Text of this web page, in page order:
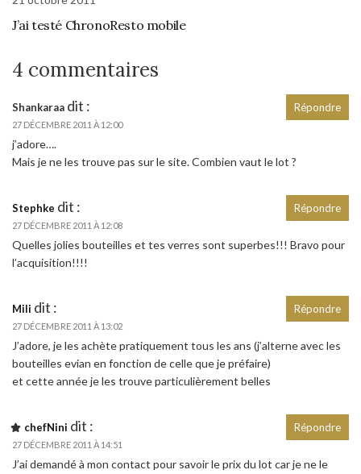
J’ai testé ChronoResto mobile
4 commentaires
Shankaraa dit :
27 DÉCEMBRE 2011 À 12:00
j’adore….
Mais je ne les trouve pas sur le site. Combien vaut le lot ?
Répondre
Stephke dit :
27 DÉCEMBRE 2011 À 12:08
Quelles jolies bouteilles et tes verres sont superbes!!! Bravo pour
l’acquisition!!!!
Répondre
Mili dit :
27 DÉCEMBRE 2011 À 13:02
J’adore, je les achète pratiquement tous les ans (j’alterne avec les
bouteilles evian en fonction de celle que je préfaire)
et cette année je les trouve particulièrement belles
Répondre
chefNini dit :
27 DÉCEMBRE 2011 À 14:51
J’ai demandé à mon contact pour savoir le prix du lot car je ne le
Répondre